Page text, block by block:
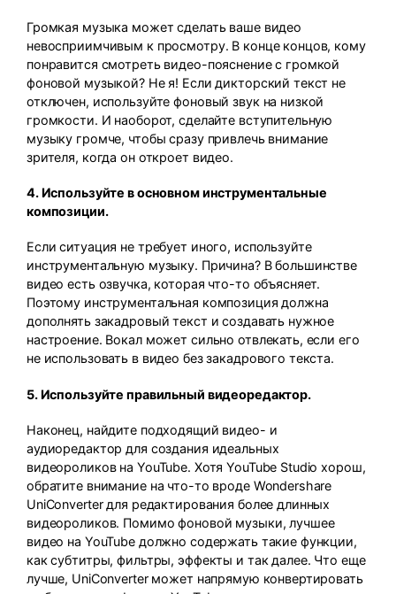
Громкая музыка может сделать ваше видео
невосприимчивым к просмотру. В конце концов, кому
понравится смотреть видео-пояснение с громкой
фоновой музыкой? Не я! Если дикторский текст не
отключен, используйте фоновый звук на низкой
громкости. И наоборот, сделайте вступительную
музыку громче, чтобы сразу привлечь внимание
зрителя, когда он откроет видео.
4. Используйте в основном инструментальные
композиции.
Если ситуация не требует иного, используйте
инструментальную музыку. Причина? В большинстве
видео есть озвучка, которая что-то объясняет.
Поэтому инструментальная композиция должна
дополнять закадровый текст и создавать нужное
настроение. Вокал может сильно отвлекать, если его
не использовать в видео без закадрового текста.
5. Используйте правильный видеоредактор.
Наконец, найдите подходящий видео- и
аудиоредактор для создания идеальных
видеороликов на YouTube. Хотя YouTube Studio хорош,
обратите внимание на что-то вроде Wondershare
UniConverter для редактирования более длинных
видеороликов. Помимо фоновой музыки, лучшее
видео на YouTube должно содержать такие функции,
как субтитры, фильтры, эффекты и так далее. Что еще
лучше, UniConverter может напрямую конвертировать